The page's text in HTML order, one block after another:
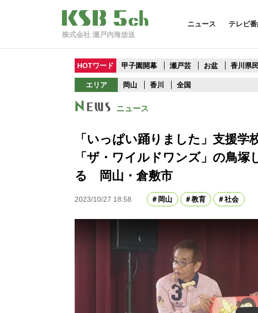
株式会社 瀬戸内海放送
ニュース テレビ番
HOTワード 甲子園開幕 瀬戸芸 お盆 香川県
エリア 岡山 香川 全国
ニュース
「いっぱい踊りました」支援
「ザ・ワイルドワンズ」の鳥
る 岡山・倉敷市
2023/10/27 18:58 岡山 教育 社会